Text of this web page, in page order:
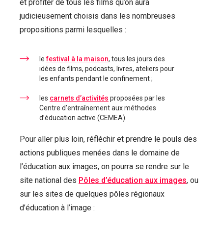
et profiter de tous les films qu’on aura
judicieusement choisis dans les nombreuses
propositions parmi lesquelles :
lefestival à la maison, tous les jours des
idées de films, podcasts, livres, ateliers pour
les enfants pendant le confinement ;
les carnets d’activités proposées par les
Centre d’entraînement aux méthodes
d’éducation active (CEMEA).
Pour aller plus loin, réfléchir et prendre le pouls des
actions publiques menées dans le domaine de
l’éducation aux images, on pourra se rendre sur le
site national des Pôles d’éducation aux images, ou
sur les sites de quelques pôles régionaux
d’éducation à l’image :